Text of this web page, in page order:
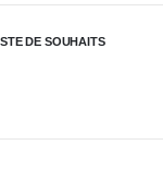
DE SOUHAITS